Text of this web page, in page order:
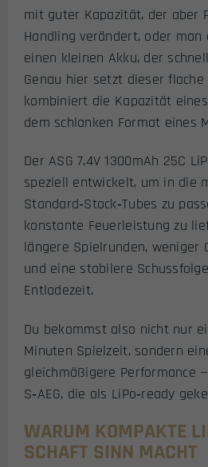
mit guter Kapazität, der aber
Handling verändert, oder
einen kleinen Akku, der
Genau hier setzt dieser flache
kombiniert die Kapazität
dem schlanken Format eines
Der ASG 7,4V 1300mAh 25C
speziell entwickelt, um in die
Standard‑Stock‑Tubes zu
konstante Feuerleistung zu
längere Spielrunden, weniger
und eine stabilere
Entladezeit.
Du bekommst also nicht nur
Minuten Spielzeit, sondern
gleichmäßigere Performance
S‑AEG, die als LiPo‑ready
WARUM KOMPAKTE
SCHAFT SINN MACHT